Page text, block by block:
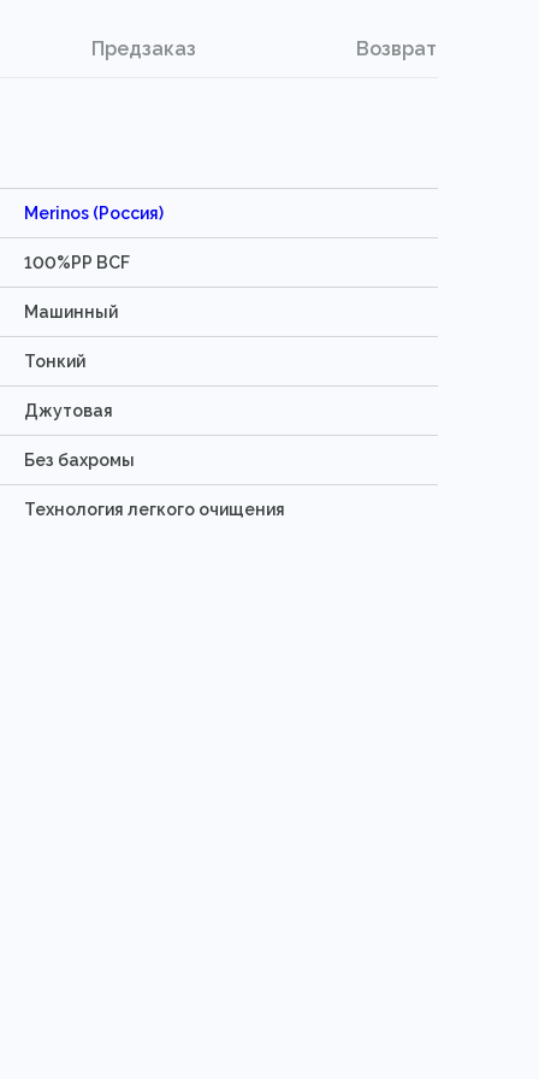
Предзаказ Возврат
Merinos (Россия)
100%PP BCF
Машинный
Тонкий
Джутовая
Без бахромы
Технология легкого очищения